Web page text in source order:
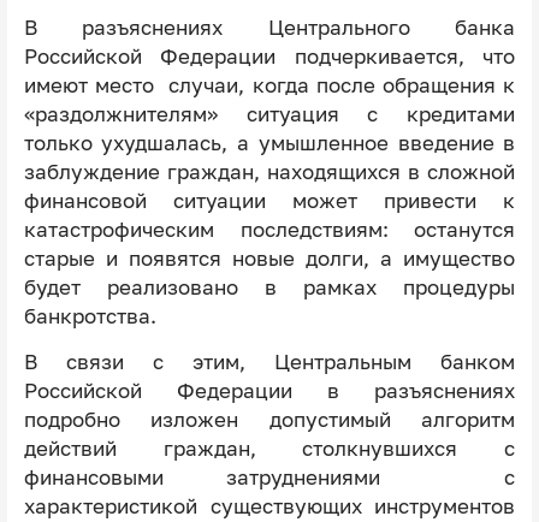
В разъяснениях Центрального банка
Российской Федерации подчеркивается, что
имеют место случаи, когда после обращения к
«раздолжнителям» ситуация с кредитами
только ухудшалась, а умышленное введение в
заблуждение граждан, находящихся в сложной
финансовой ситуации может привести к
катастрофическим последствиям: останутся
старые и появятся новые долги, а имущество
будет реализовано в рамках процедуры
банкротства.
В связи с этим, Центральным банком
Российской Федерации в разъяснениях
подробно изложен допустимый алгоритм
действий граждан, столкнувшихся с
финансовыми затруднениями с
характеристикой существующих инструментов